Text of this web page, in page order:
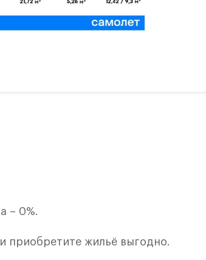
– 0%.
приобретите жильё выгодно.